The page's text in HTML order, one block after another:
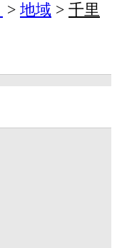
地域
千里